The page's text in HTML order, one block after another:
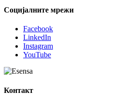
Социјалните мрежи
Facebook
LinkedIn
Instagram
YouTube
Контакт